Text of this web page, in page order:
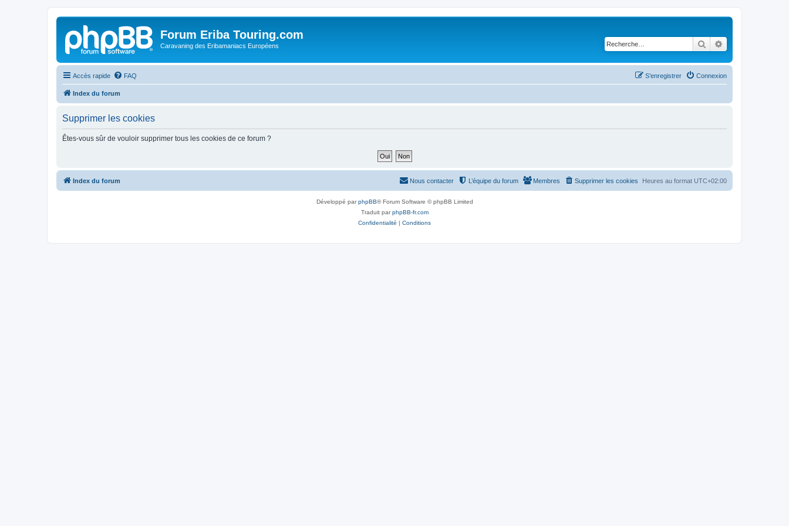
Forum Eriba Touring.com
Caravaning des Eribamaniacs Européens Rechercher
Accès rapide FAQ Connexion
S’enregistrer
Index du forum
Supprimer les cookies
Êtes-vous sûr de vouloir supprimer tous les cookies de ce forum ?
Index du forum Heures au format UTC+02:00
Supprimer les cookies
Membres
L’équipe du forum
Nous contacter
Développé parphpBB® Forum Software © phpBB Limited
Traduit parphpBB-fr.com
Confidentialité | Conditions